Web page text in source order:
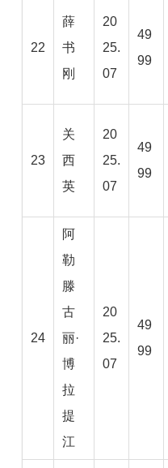
22
薛
书
刚
20
25.
07
49
99
23
关
西
英
20
25.
07
49
99
24
阿
勒
滕
古
丽·
博
拉
提
江
20
25.
07
49
99